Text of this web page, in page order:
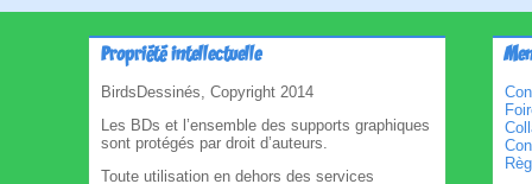
Propriété intellectuelle
BirdsDessinés, Copyright 2014
Les BDs et l’ensemble des supports graphiques
sont protégés par droit d’auteurs.
Toute utilisation en dehors des services